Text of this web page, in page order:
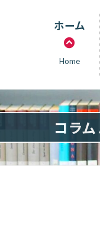
ホーム
Home
コラ